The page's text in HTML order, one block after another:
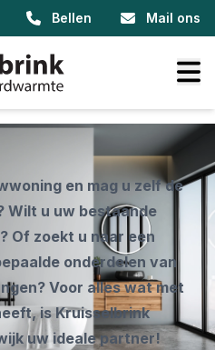
Bellen Mail ons
en mag u zelf de
Wilt u uw bestaande
Of zoekt u naar een
onderdelen van
Voor alles wat met
is Kruisselbrink
uw ideale partner!